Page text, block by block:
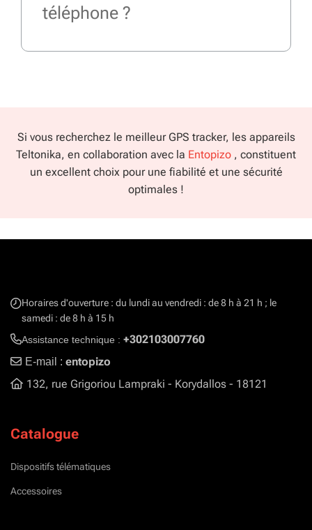
téléphone ?
Si vous recherchez le meilleur GPS tracker, les appareils
Teltonika, en collaboration avec la Entopizo , constituent
un excellent choix pour une fiabilité et une sécurité
optimales !
Horaires d'ouverture : du lundi au vendredi : de 8 h à 21 h ; le
samedi : de 8 h à 15 h
Assistance technique : +302103007760
E-mail : entopizo
132, rue Grigoriou Lampraki - Korydallos - 18121
Catalogue
Dispositifs télématiques
Accessoires